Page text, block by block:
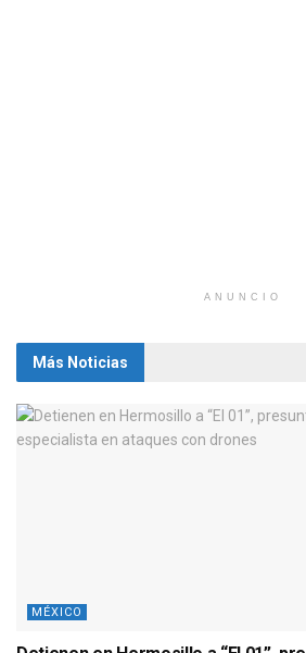
ANUNCIO
Más Noticias
MÉXICO